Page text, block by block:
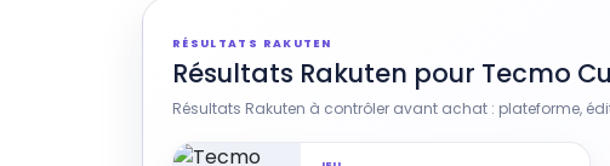
RÉSULTATS RAKUTEN
Résultats Rakuten pour Tecmo
Résultats Rakuten à contrôler avant achat : plateforme,